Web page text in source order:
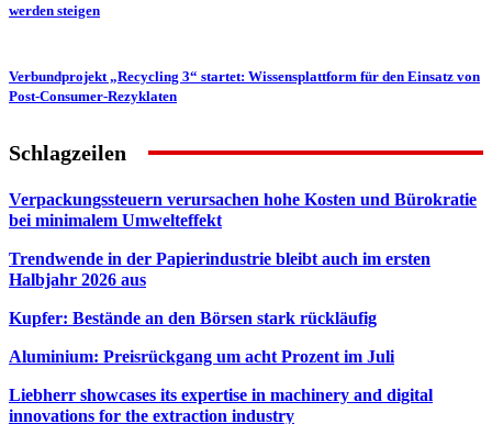
werden steigen
Verbundprojekt „Recycling 3“ startet: Wissensplattform für den Einsatz von
Post-Consumer-Rezyklaten
Schlagzeilen
Verpackungssteuern verursachen hohe Kosten und Bürokratie
bei minimalem Umwelteffekt
Trendwende in der Papierindustrie bleibt auch im ersten
Halbjahr 2026 aus
Kupfer: Bestände an den Börsen stark rückläufig
Aluminium: Preisrückgang um acht Prozent im Juli
Liebherr showcases its expertise in machinery and digital
innovations for the extraction industry